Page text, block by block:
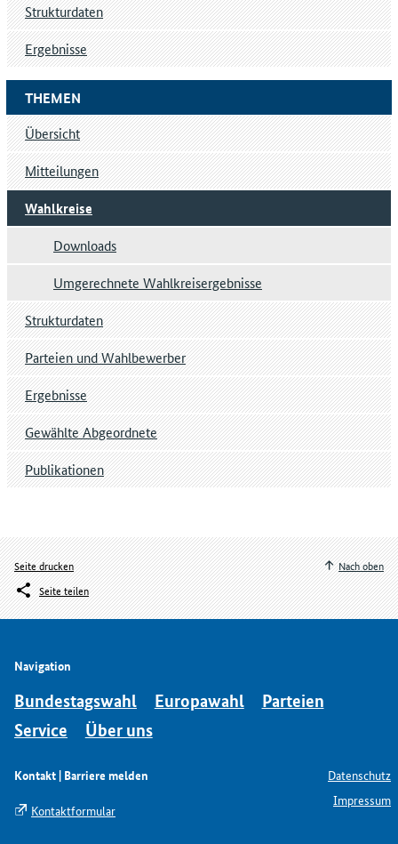
THEMEN
Übersicht
Mitteilungen
Wahlkreise
Downloads
Umgerechnete Wahlkreisergebnisse
Strukturdaten
Parteien und Wahlbewerber
Ergebnisse
Gewählte Abgeordnete
Publikationen
Strukturdaten
Ergebnisse
Seite drucken
Seite teilen
Nach oben
Navigation
Bundestagswahl Europawahl
Parteien
Service
Über uns
Kontakt | Barriere melden
Kontaktformular
Datenschutz
Impressum